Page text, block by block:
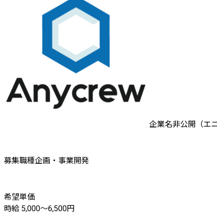
企業名非公開（エ
募集職種企画・事業開発
希望単価
時給 5,000〜6,500円